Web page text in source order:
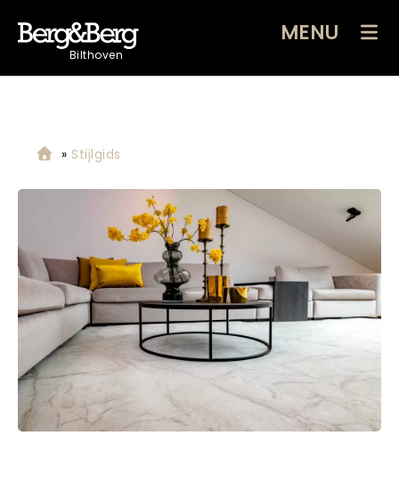
Bilthoven
MENU
» Stijlgids